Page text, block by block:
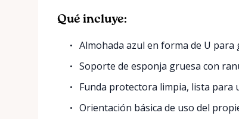
Qué incluye:
Almohada azul en forma de U para
Soporte de esponja gruesa con
Funda protectora limpia, lista para
Orientación básica de uso del